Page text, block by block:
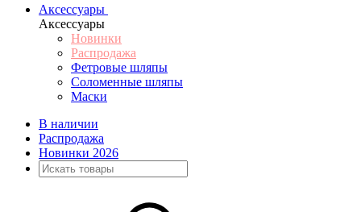
Аксессуары
Аксессуары
Новинки
Распродажа
Фетровые шляпы
Соломенные шляпы
Маски
В наличии
Распродажа
Новинки 2026